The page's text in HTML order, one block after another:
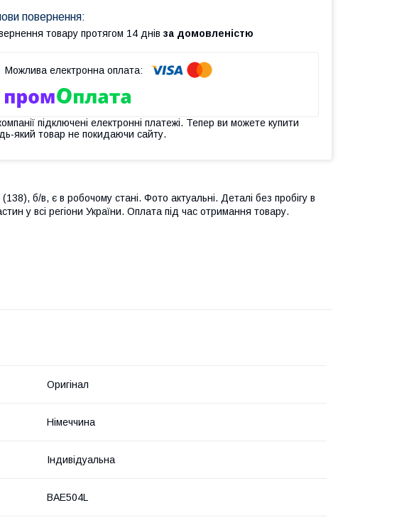
товару протягом 14 днів за домовленістю
підключені електронні платежі. Тепер ви можете купити
який товар не покидаючи сайту.
б/в, є в робочому стані. Фото актуальні. Деталі без пробігу в
у всі регіони України. Оплата під час отримання товару.
Оригінал
Німеччина
Індивідуальна
BAE504L